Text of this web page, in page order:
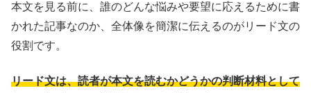
本文を見る前に、誰のどんな悩みや要望に応えるために書
かれた記事なのか、全体像を簡潔に伝えるのがリード文の
役割です。
リード文は、読者が本文を読むかどうかの判断材料として